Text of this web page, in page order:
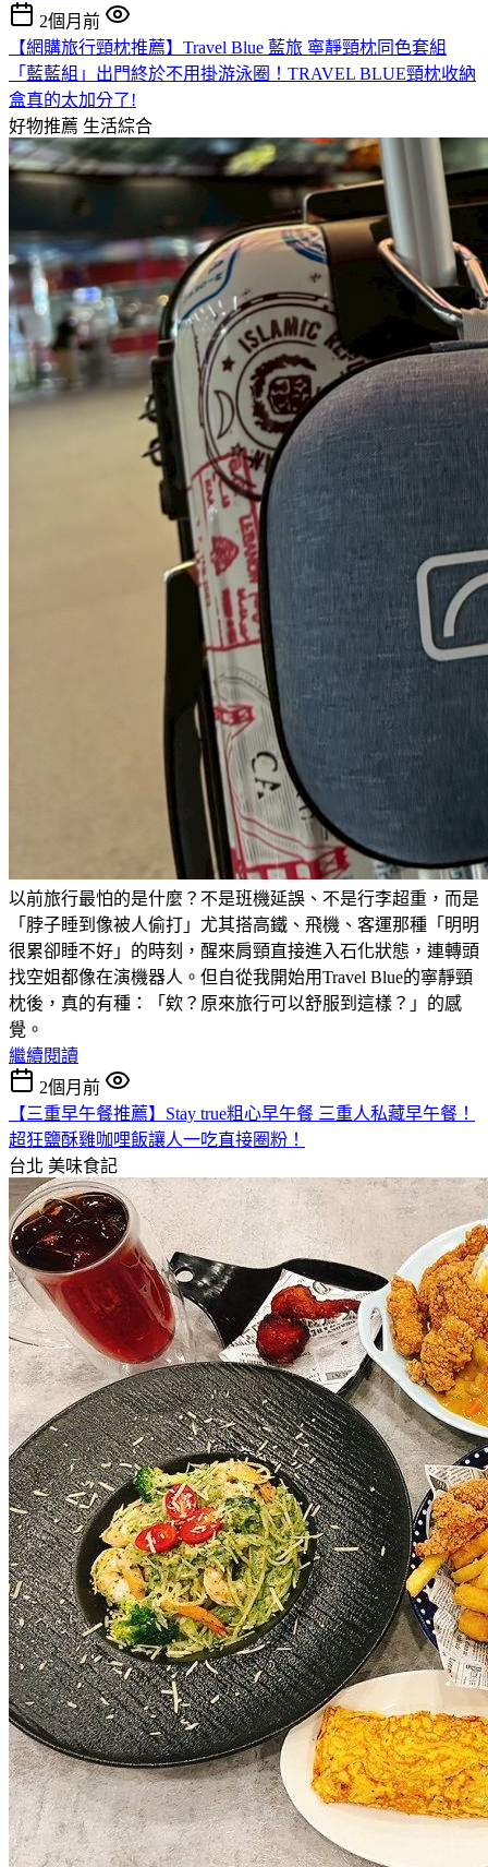
2個月前
【網購旅行頸枕推薦】Travel Blue 藍旅 寧靜頸枕同色套組
「藍藍組」出門終於不用掛游泳圈！TRAVEL BLUE頸枕收納
盒真的太加分了!
好物推薦 生活綜合
以前旅行最怕的是什麼？不是班機延誤、不是行李超重，而是
「脖子睡到像被人偷打」尤其搭高鐵、飛機、客運那種「明明
很累卻睡不好」的時刻，醒來肩頸直接進入石化狀態，連轉頭
找空姐都像在演機器人。但自從我開始用Travel Blue的寧靜頸
枕後，真的有種：「欸？原來旅行可以舒服到這樣？」的感
覺。
繼續閱讀
2個月前
【三重早午餐推薦】Stay true粗心早午餐 三重人私藏早午餐！
超狂鹽酥雞咖哩飯讓人一吃直接圈粉！
台北 美味食記